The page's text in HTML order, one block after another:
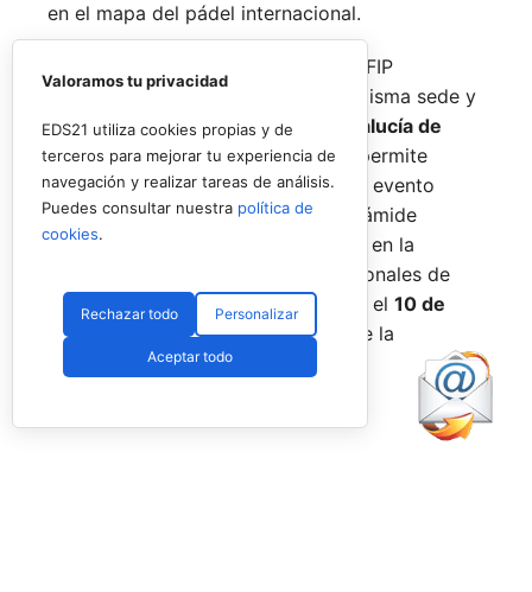
en el mapa del pádel internacional.
De forma paralela al desarrollo del FIP
Promises, la FAP organizará en la misma sede y
fechas losInternacionales de Andalucía de
Menores 2026. Esta cita paralela permite
incorporar la categoríabenjamín
al evento
global, completando así toda la pirámide
formativa.
El plazo para registrarse en la
categoría benjamín de los Internacionales de
Andalucía permanece abierto hasta el 10 de
agosto
a través de la web oficial de la
Federación.
Valoramos tu privacidad
EDS21 utiliza cookies propias y de
terceros para mejorar tu experiencia de
navegación y realizar tareas de análisis.
Puedes consultar nuestra política de
cookies.
Rechazar todo Personalizar
Aceptar todo